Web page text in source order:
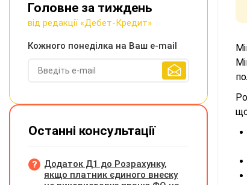
Головне за тиждень
від редакції «Дебет-Кредит»
Кожного понеділка на Ваш e-mail
Останні консультації
Додаток Д1 до Розрахунку,
якщо платник єдиного внеску